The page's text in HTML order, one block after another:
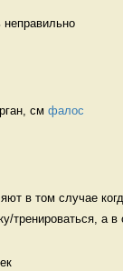
неправильно
см фалос
в том случае
тренироваться, а в